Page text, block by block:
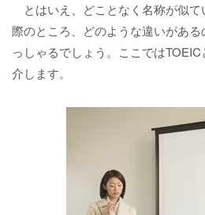
とはいえ、どことなく名称が似て
際のところ、どのような違いがあ
っしゃるでしょう。ここでは
介します。